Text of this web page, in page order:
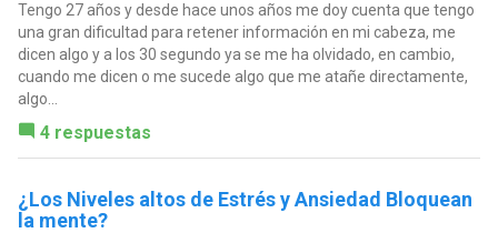
Tengo 27 años y desde hace unos años me doy cuenta que tengo
una gran dificultad para retener información en mi cabeza, me
dicen algo y a los 30 segundo ya se me ha olvidado, en cambio,
cuando me dicen o me sucede algo que me atañe directamente,
algo...
4 respuestas
¿Los Niveles altos de Estrés y Ansiedad Bloquean
la mente?